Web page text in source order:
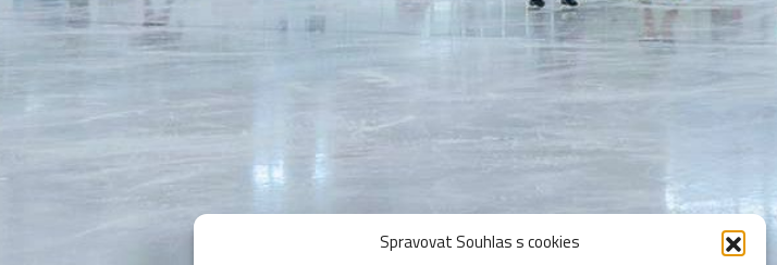
Spravovat Souhlas s cookies